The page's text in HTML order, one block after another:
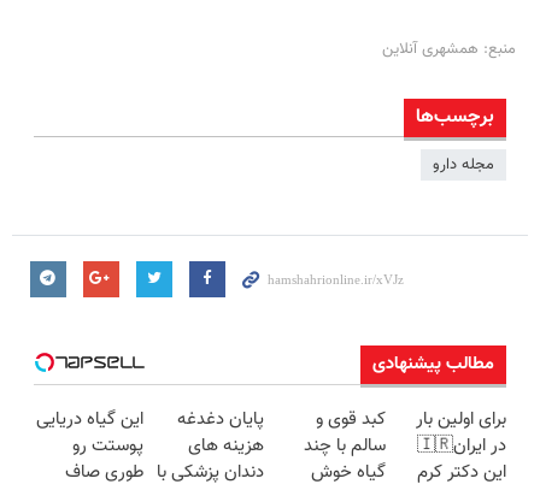
منبع: همشهری آنلاین
برچسب‌ها
مجله دارو
مطالب پیشنهادی
برای اولین بار
در ایران🇮🇷
این دکتر کرم
کبد قوی و
سالم با چند
گیاه خوش
پایان دغدغه
هزینه های
دندان پزشکی با
این گیاه دریایی
پوستت رو
طوری صاف